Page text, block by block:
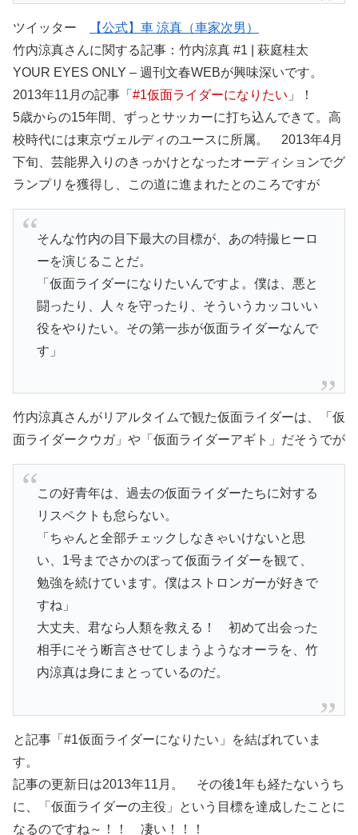
ツイッター
【公式】車 涼真（車家次男）
竹内涼真さんに関する記事：竹内涼真 #1 | 萩庭桂太
YOUR EYES ONLY – 週刊文春WEBが興味深いです。
2013年11月の記事「 #1仮面ライダーになりたい 」！
5歳からの15年間、ずっとサッカーに打ち込んできて。高
校時代には東京ヴェルディのユースに所属。 2013年4月
下旬、芸能界入りのきっかけとなったオーディションでグ
ランプリを獲得し、この道に進まれたとのころですが
そんな竹内の目下最大の目標が、あの特撮ヒーロ
ーを演じることだ。
「仮面ライダーになりたいんですよ。僕は、悪と
闘ったり、人々を守ったり、そういうカッコいい
役をやりたい。その第一歩が仮面ライダーなんで
す」
竹内涼真さんがリアルタイムで観た仮面ライダーは、「仮
面ライダークウガ」や「仮面ライダーアギト」だそうでが
この好青年は、過去の仮面ライダーたちに対する
リスペクトも怠らない。
「ちゃんと全部チェックしなきゃいけないと思
い、1号までさかのぼって仮面ライダーを観て、
勉強を続けています。僕はストロンガーが好きで
すね」
大丈夫、君なら人類を救える！ 初めて出会った
相手にそう断言させてしまうようなオーラを、竹
内涼真は身にまとっているのだ。
と記事「#1仮面ライダーになりたい」を結ばれていま
す。
記事の更新日は2013年11月。 その後1年も経たないうち
に、「仮面ライダーの主役」という目標を達成したことに
なるのですね～！！ 凄い！！！